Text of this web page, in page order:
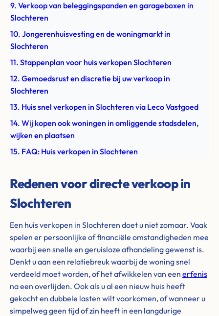
9. Verkoop van beleggingspanden en garageboxen in
Slochteren
10. Jongerenhuisvesting en de woningmarkt in
Slochteren
11. Stappenplan voor huis verkopen Slochteren
12. Gemoedsrust en discretie bij uw verkoop in
Slochteren
13. Huis snel verkopen in Slochteren via Leco Vastgoed
14. Wij kopen ook woningen in omliggende stadsdelen,
wijken en plaatsen
15. FAQ: Huis verkopen in Slochteren
Redenen voor directe verkoop in
Slochteren
Een huis verkopen in Slochteren doet u niet zomaar. Vaak
spelen er persoonlijke of financiële omstandigheden mee
waarbij een snelle en geruisloze afhandeling gewenst is.
Denkt u aan een relatiebreuk waarbij de woning snel
verdeeld moet worden, of het afwikkelen van een erfenis
na een overlijden. Ook als u al een nieuw huis heeft
gekocht en dubbele lasten wilt voorkomen, of wanneer u
simpelweg geen tijd of zin heeft in een langdurige